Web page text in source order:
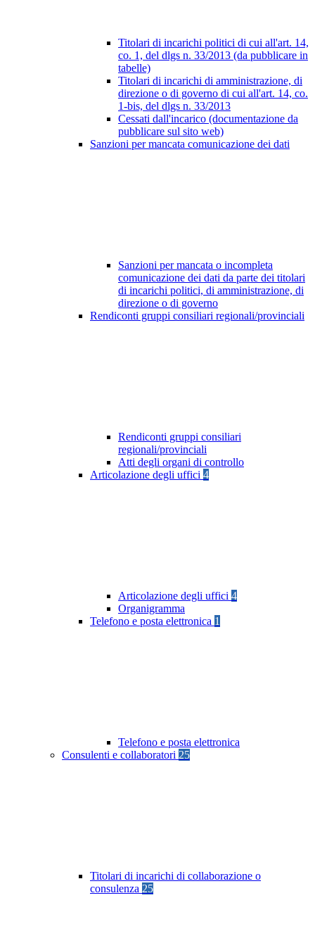
Titolari di incarichi politici di cui all'art. 14,
co. 1, del dlgs n. 33/2013 (da pubblicare in
tabelle)
Titolari di incarichi di amministrazione, di
direzione o di governo di cui all'art. 14, co.
1-bis, del dlgs n. 33/2013
Cessati dall'incarico (documentazione da
pubblicare sul sito web)
Sanzioni per mancata comunicazione dei dati
Sanzioni per mancata o incompleta
comunicazione dei dati da parte dei titolari
di incarichi politici, di amministrazione, di
direzione o di governo
Rendiconti gruppi consiliari regionali/provinciali
Rendiconti gruppi consiliari
regionali/provinciali
Atti degli organi di controllo
Articolazione degli uffici 4
Articolazione degli uffici 4
Organigramma
Telefono e posta elettronica 1
Telefono e posta elettronica
Consulenti e collaboratori 25
Titolari di incarichi di collaborazione o
consulenza 25